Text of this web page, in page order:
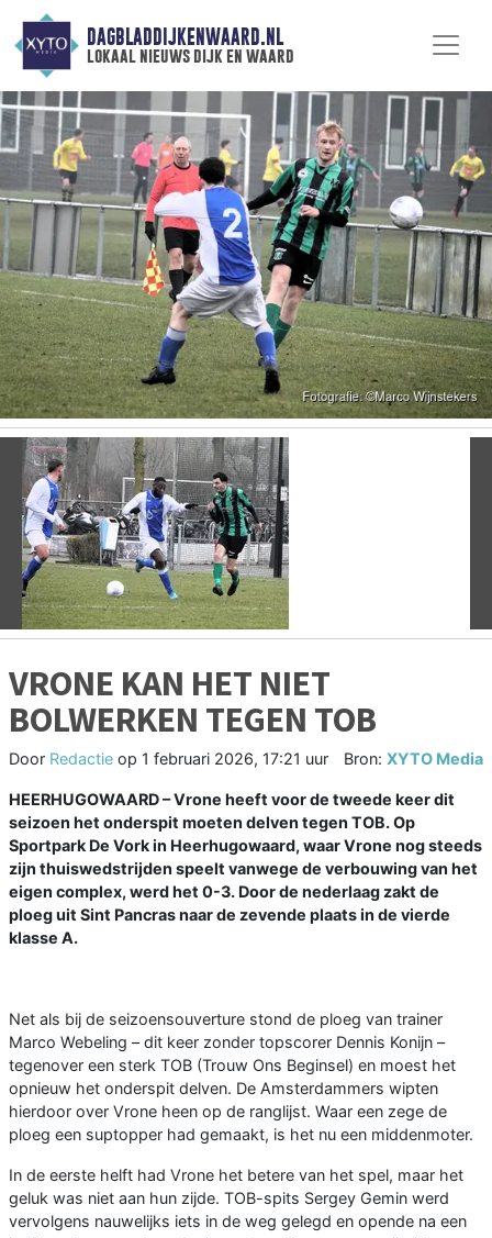
DAGBLADDIJKENWAARD.NL
lokaal nieuws dijk en waard
Vorige
VRONE KAN HET NIET
BOLWERKEN TEGEN TOB
Door Redactie op 1 februari 2026, 17:21 uur Bron: XYTO Media
HEERHUGOWAARD– Vrone heeft voor de tweede keer dit
seizoen het onderspit moeten delven tegen TOB. Op
Sportpark De Vork in Heerhugowaard, waar Vrone nog steeds
zijn thuiswedstrijden speelt vanwege de verbouwing van het
eigen complex, werd het 0-3. Door de nederlaag zakt de
ploeg uit Sint Pancras naar de zevende plaats in de vierde
klasse A.
Net als bij de seizoensouverture stond de ploeg van trainer
Marco Webeling – dit keer zonder topscorer Dennis Konijn –
tegenover een sterk TOB (Trouw Ons Beginsel) en moest het
opnieuw het onderspit delven. De Amsterdammers wipten
hierdoor over Vrone heen op de ranglijst. Waar een zege de
ploeg een suptopper had gemaakt, is het nu een middenmoter.
In de eerste helft had Vrone het betere van het spel, maar het
geluk was niet aan hun zijde. TOB-spits Sergey Gemin werd
vervolgens nauwelijks iets in de weg gelegd en opende na een